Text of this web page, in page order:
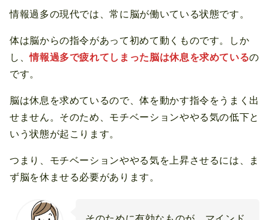
情報過多の現代では、常に脳が働いている状態です。
体は脳からの指令があって初めて動くものです。しか
し、情報過多で疲れてしまった脳は休息を求めているの
です。
脳は休息を求めているので、体を動かす指令をうまく出
せません。そのため、モチベーションややる気の低下と
いう状態が起こります。
つまり、モチベーションややる気を上昇させるには、ま
ず脳を休ませる必要があります。